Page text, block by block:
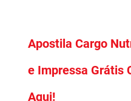
Apostila Cargo
e Impressa Grátis
Aqui!